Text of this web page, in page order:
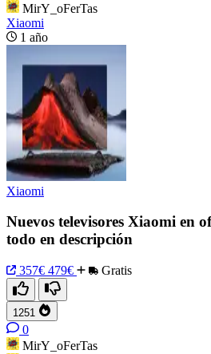
MirY_oFerTas
Xiaomi
1 año
Xiaomi
Nuevos televisores Xiaomi en
todo en descripción
357€ 479€ Gratis
1251
0
MirY_oFerTas